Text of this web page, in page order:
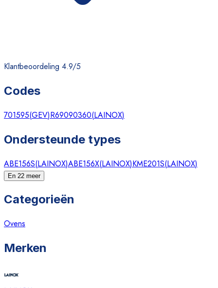
Klantbeoordeling 4.9/5
Codes
701595(GEV)R69090360(LAINOX)
Ondersteunde types
ABE156S(LAINOX)ABE156X(LAINOX)KME201S(LAINOX)
En 22 meer
Categorieën
Ovens
Merken